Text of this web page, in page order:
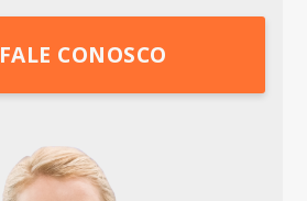
FALE CONOSCO